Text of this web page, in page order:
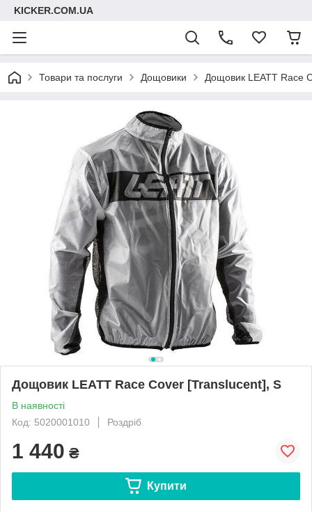
KICKER.COM.UA
Товари та послуги Дощовики Дощовик LEATT Race
Дощовик LEATT Race Cover [Translucent], S
В наявності
Код: 5020001010
Роздріб
1 440 ₴
Купити